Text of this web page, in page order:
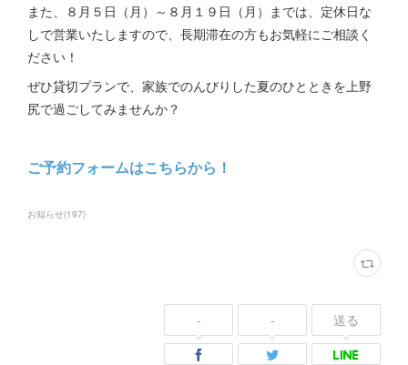
また、８月５日（月）～８月１９日（月）までは、定休日な
しで営業いたしますので、長期滞在の方もお気軽にご相談く
ださい！
ぜひ貸切プランで、家族でのんびりした夏のひとときを上野
尻で過ごしてみませんか？
ご予約フォームはこちらから！
お知らせ(197)
- - 送る